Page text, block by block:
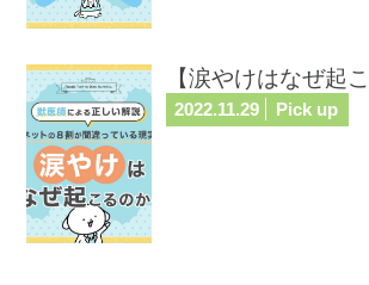
【涙やけはなぜ起
2022.11.29 Pick up